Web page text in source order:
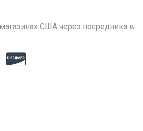
США через посредника в